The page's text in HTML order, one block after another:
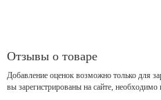
Отзывы о товаре
Добавление оценок возможно только для
вы зарегистрированы на сайте,